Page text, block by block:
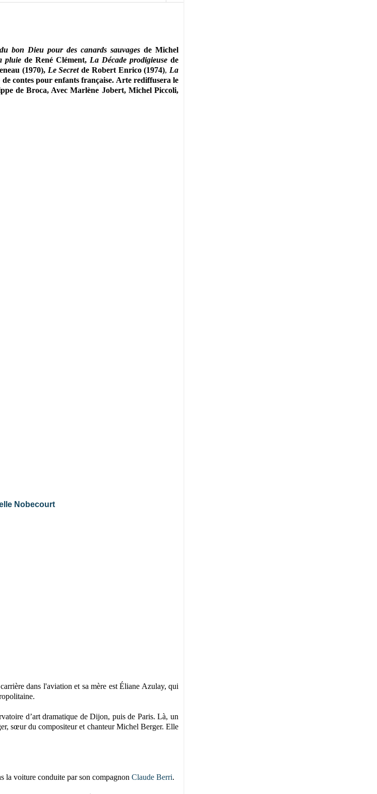
bon Dieu pour des canards sauvagesde Michel
pluie de René Clément, La Décade prodigieuse de
(1970), Le Secretde Robert Enrico (1974), La
contes pour enfants française. Arte rediffusera le
de Broca, Avec Marlène Jobert, Michel Piccoli,
Nobecourt
dans l'aviation et sa mère est Éliane Azulay, qui
d’art dramatique de Dijon, puis de Paris. Là, un
sœur du compositeur et chanteur Michel Berger. Elle
la voiture conduite par son compagnon Claude Berri.